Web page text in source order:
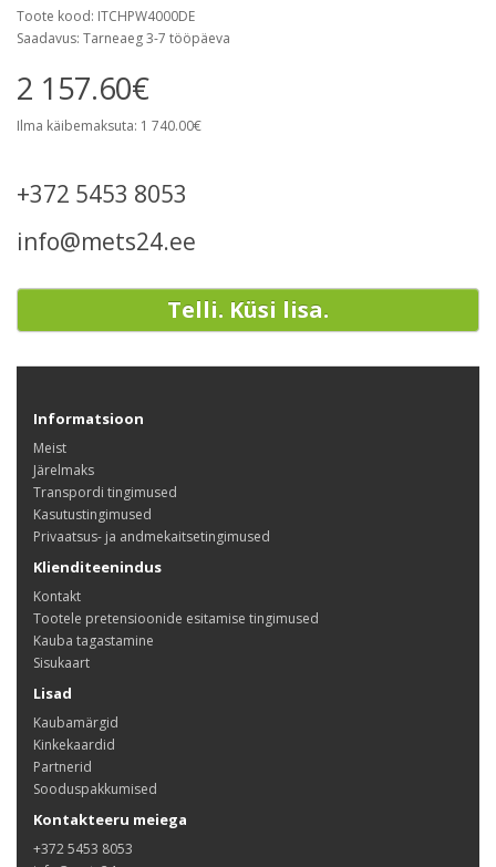
Toote kood: ITCHPW4000DE
Saadavus: Tarneaeg 3-7 tööpäeva
2 157.60€
Ilma käibemaksuta: 1 740.00€
+372 5453 8053
info@mets24.ee
Telli. Küsi lisa.
Informatsioon
Meist
Järelmaks
Transpordi tingimused
Kasutustingimused
Privaatsus- ja andmekaitsetingimused
Klienditeenindus
Kontakt
Tootele pretensioonide esitamise tingimused
Kauba tagastamine
Sisukaart
Lisad
Kaubamärgid
Kinkekaardid
Partnerid
Sooduspakkumised
Kontakteeru meiega
+372 5453 8053